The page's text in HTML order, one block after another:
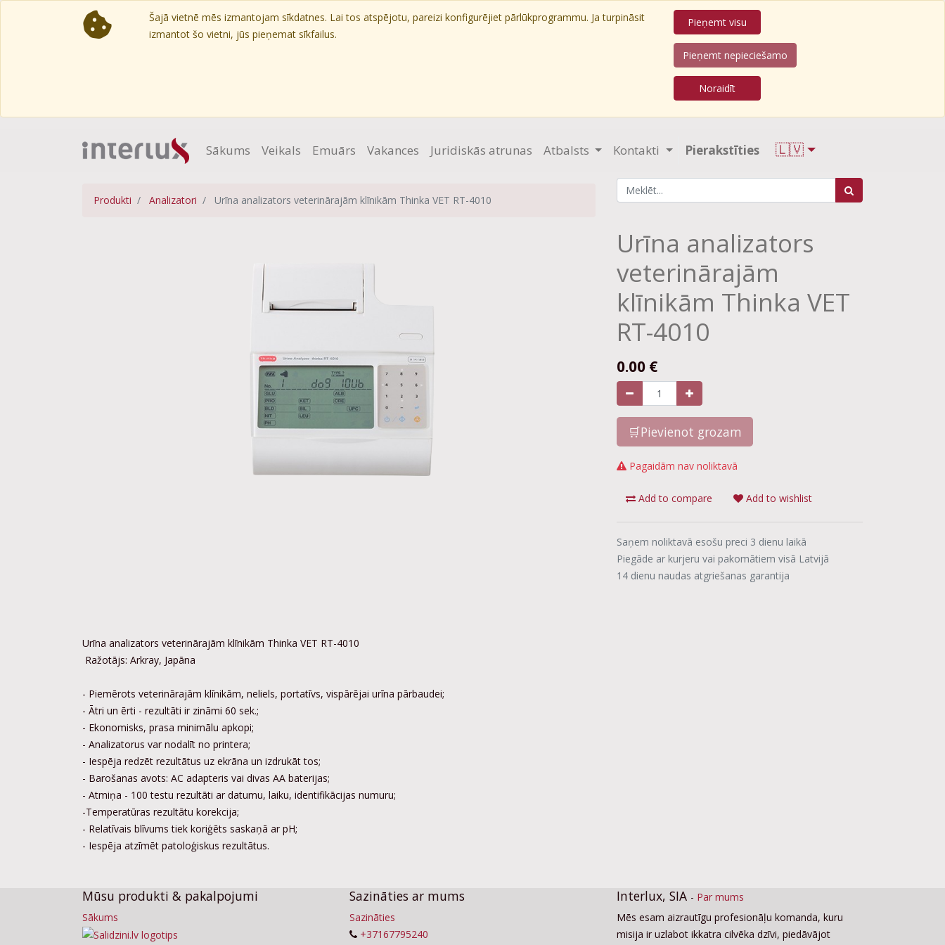
Šajā vietnē mēs izmantojam sīkdatnes. Lai tos atspējotu, pareizi konfigurējiet pārlūkprogrammu. Ja turpināsit
izmantot šo vietni, jūs pieņemat sīkfailus.
Pieņemt visu
Pieņemt nepieciešamo
Noraidīt
Sākums Veikals Emuārs Vakances Juridiskās atrunas Atbalsts Kontakti Pierakstīties 🇱🇻
Produkti Analizatori Urīna analizators veterinārajām klīnikām Thinka VET RT-4010
Urīna analizators
veterinārajām
klīnikām Thinka VET
RT-4010
0.00 €
🛒Pievienot grozam
Pagaidām nav noliktavā
Add to compare Add to wishlist
Saņem noliktavā esošu preci 3 dienu laikā
Piegāde ar kurjeru vai pakomātiem visā Latvijā
14 dienu naudas atgriešanas garantija
Urīna analizators veterinārajām klīnikām Thinka VET RT-4010
Ražotājs: Arkray, Japāna
- Piemērots veterinārajām klīnikām, neliels, portatīvs, vispārējai urīna pārbaudei;
- Ātri un ērti - rezultāti ir zināmi 60 sek.;
- Ekonomisks, prasa minimālu apkopi;
- Analizatorus var nodalīt no printera;
- Iespēja redzēt rezultātus uz ekrāna un izdrukāt tos;
- Barošanas avots: AC adapteris vai divas AA baterijas;
- Atmiņa - 100 testu rezultāti ar datumu, laiku, identifikācijas numuru;
-Temperatūras rezultātu korekcija;
- Relatīvais blīvums tiek koriģēts saskaņā ar pH;
- Iespēja atzīmēt patoloģiskus rezultātus.
Mūsu produkti & pakalpojumi
Sākums
Sazināties ar mums
Sazināties
+37167795240
Interlux, SIA - Par mums
Mēs esam aizrautīgu profesionāļu komanda, kuru
misija ir uzlabot ikkatra cilvēka dzīvi, piedāvājot